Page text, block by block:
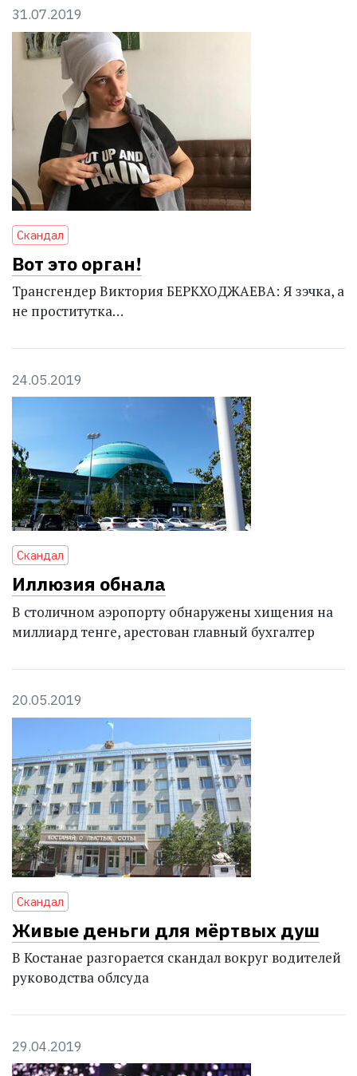
31.07.2019
Скандал
Вот это орган!
Трансгендер Виктория БЕРКХОДЖАЕВА: Я зэчка, а
не проститутка…
24.05.2019
Скандал
Иллюзия обнала
В столичном аэропорту обнаружены хищения на
миллиард тенге, арестован главный бухгалтер
20.05.2019
Скандал
Живые деньги для мёртвых душ
В Костанае разгорается скандал вокруг водителей
руководства облсуда
29.04.2019